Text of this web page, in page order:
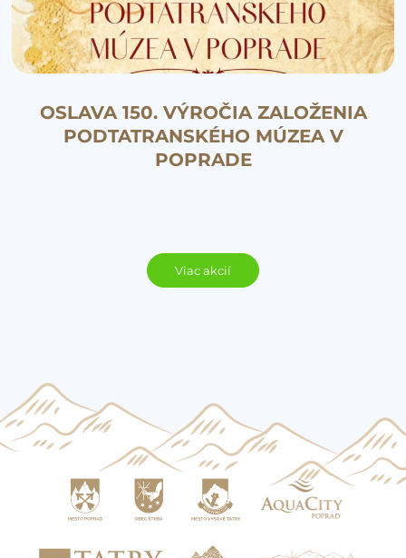
OSLAVA 150. VÝROČIA ZALOŽENIA
PODTATRANSKÉHO MÚZEA V
POPRADE
Viac akcií